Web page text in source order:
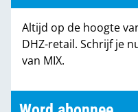
Altijd op de hoogte
DHZ-retail. Schrijf je
van MIX.